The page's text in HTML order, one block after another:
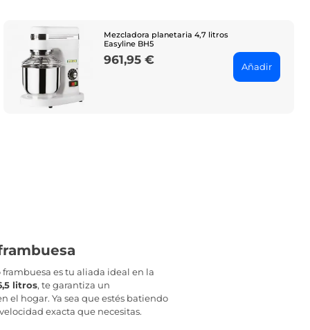
Mezcladora planetaria 4,7 litros
Easyline BH5
Price
961,95 €
Añadir
frambuesa es tu aliada ideal en la
litros, te garantiza un
el hogar. Ya sea que estés batiendo
exacta que necesitas.